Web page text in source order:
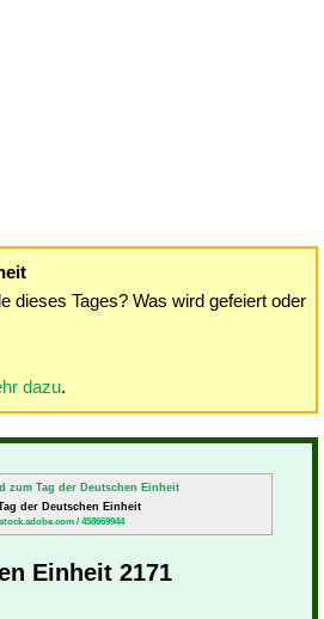
dieses Tages? Was wird gefeiert oder
dazu.
der Deutschen Einheit
/ 458669944
Einheit 2171